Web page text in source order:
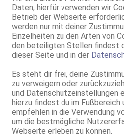
Daten, hierfür verwenden wir
Betrieb der Webseite
werden nur mit deiner
Einzelheiten zu den Arten von
den beteiligten Stellen findest
dieser Seite und in der
Es steht dir frei, deine
zu verweigern oder
und Datenschutzeinstellungen
hierzu findest du im Fußbereich
empfehlen in die Verwendung
um die bestmögliche
Webseite erleben zu können.
Bremen
Camila
80C, KF 34/36, 1.65m,
69, GF6, BV, MFF, EL,
Live Sex Cam
LIVE KinkyAnna
come to me !
41 Jahre, 1.65m,
HD-Cam, EN, NL